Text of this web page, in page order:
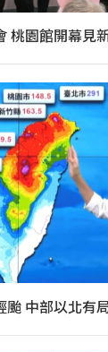
桃園館開幕見
颱 中部以北有